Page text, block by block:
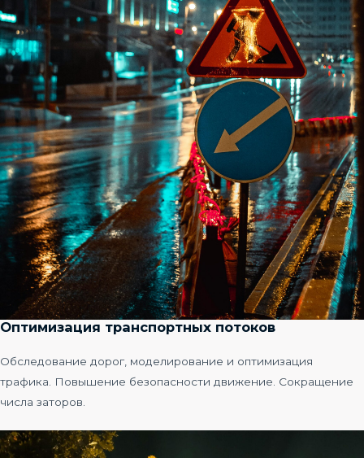
Оптимизация транспортных потоков
Обследование дорог, моделирование и оптимизация
трафика. Повышение безопасности движение. Сокращение
числа заторов.